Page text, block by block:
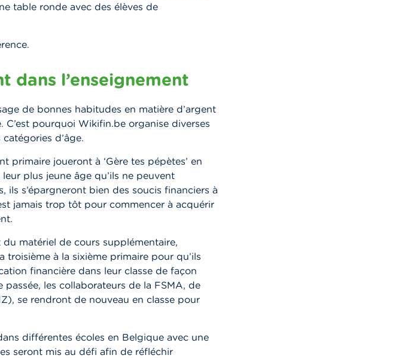
table ronde avec des élèves de
dans l’enseignement
de bonnes habitudes en matière d’argent
pourquoi Wikifin.be organise diverses
d’âge.
primaire joueront à ‘Gère tes pépètes’ en
plus jeune âge qu’ils ne peuvent
ils s’épargneront bien des soucis financiers à
jamais trop tôt pour commencer à acquérir
du matériel de cours supplémentaire,
à la sixième primaire pour qu’ils
financière dans leur classe de façon
passée, les collaborateurs de la FSMA, de
se rendront de nouveau en classe pour
différentes écoles en Belgique avec une
seront mis au défi afin de réfléchir